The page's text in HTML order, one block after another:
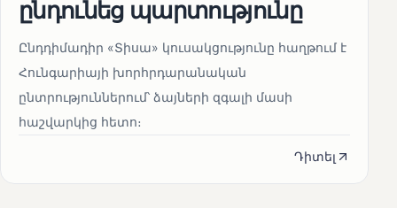
ընդունեց պարտությունը
Ընդդիմադիր «Տիսա» կուսակցությունը հաղթում է
Հունգարիայի խորհրդարանական
ընտրություններում՝ ձայների զգալի մասի
հաշվարկից հետո։
Դիտել